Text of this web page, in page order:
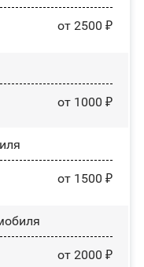
от 2500 ₽
от 1000 ₽
от 1500 ₽
от 2000 ₽